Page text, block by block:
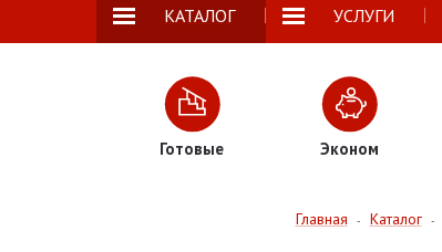
КАТАЛОГ УСЛУГИ
Готовые Эконом
Главная - Каталог -